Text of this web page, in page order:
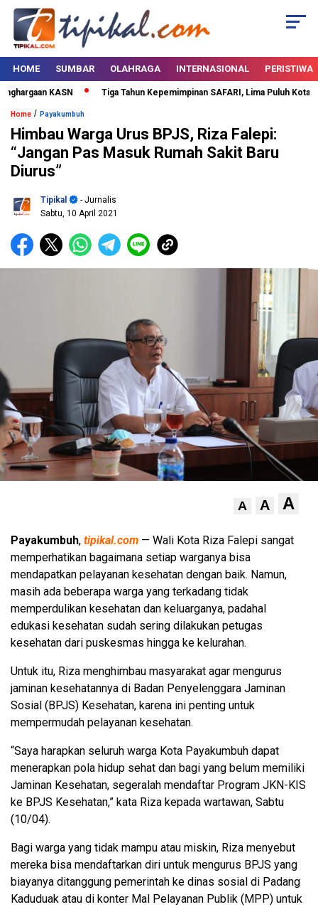
HOME SUMBAR OLAHRAGA INTERNASIONAL PERISTIWA
KASN Tiga Tahun Kepemimpinan SAFARI, Lima Puluh Kota
Home / Payakumbuh
Himbau Warga Urus BPJS, Riza Falepi:
“Jangan Pas Masuk Rumah Sakit Baru
Diurus”
Tipikal
- Jurnalis
Sabtu, 10 April 2021
A A A
Payakumbuh, tipikal.com — Wali Kota Riza Falepi sangat
memperhatikan bagaimana setiap warganya bisa
mendapatkan pelayanan kesehatan dengan baik. Namun,
masih ada beberapa warga yang terkadang tidak
memperdulikan kesehatan dan keluarganya, padahal
edukasi kesehatan sudah sering dilakukan petugas
kesehatan dari puskesmas hingga ke kelurahan.
Untuk itu, Riza menghimbau masyarakat agar mengurus
jaminan kesehatannya di Badan Penyelenggara Jaminan
Sosial (BPJS) Kesehatan, karena ini penting untuk
mempermudah pelayanan kesehatan.
“Saya harapkan seluruh warga Kota Payakumbuh dapat
menerapkan pola hidup sehat dan bagi yang belum memiliki
Jaminan Kesehatan, segeralah mendaftar Program JKN-KIS
ke BPJS Kesehatan,” kata Riza kepada wartawan, Sabtu
(10/04).
Bagi warga yang tidak mampu atau miskin, Riza menyebut
mereka bisa mendaftarkan diri untuk mengurus BPJS yang
biayanya ditanggung pemerintah ke dinas sosial di Padang
Kaduduak atau di konter Mal Pelayanan Publik (MPP) untuk